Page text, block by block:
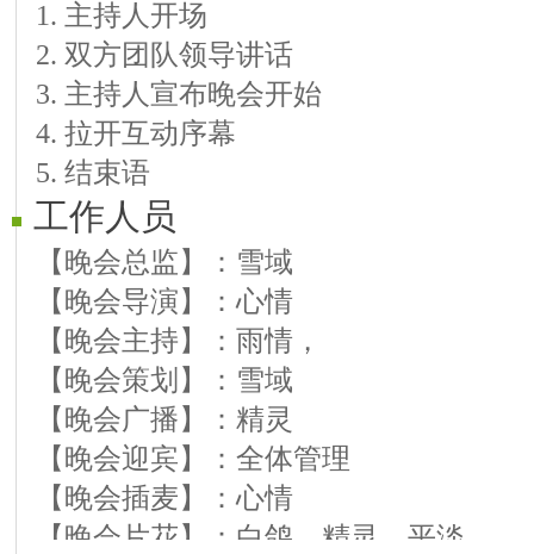
【11号演员雪儿】 歌曲【只想一生陪
【12号演员如诗】 歌曲【风中花雨楼】
【13号演员小雨】 歌曲【母亲】
【14号演员笑笑】 歌曲【忘记你我做
【15号演员无语】 歌曲【别问我是谁】
【16号演员缘分】 歌曲【前世今生的
【17号演员倾城】 歌曲【高原蓝】
【18号演员冷风】 歌曲【我被青春撞
【19号演员萍儿】 歌曲【温柔与霸道】
【20号演员不着调】 歌曲【走进新时
【21号演员知心】 歌曲【最美还是我
【22号演员猫猫】 歌曲【封心锁爱】
【23号演员咗笾】 歌曲【香吻留给心
【24号演员海蓝】 歌曲【欢聚一堂】
1. 主持人开场
2. 双方团队领导讲话
3. 主持人宣布晚会开始
4. 拉开互动序幕
5. 结束语
工作人员
【晚会总监】：雪域
【晚会导演】：心情
【晚会主持】：雨情，
【晚会策划】：雪域
【晚会广播】：精灵
【晚会迎宾】：全体管理
【晚会插麦】：心情
【晚会片花】：白鸽、精灵、平淡